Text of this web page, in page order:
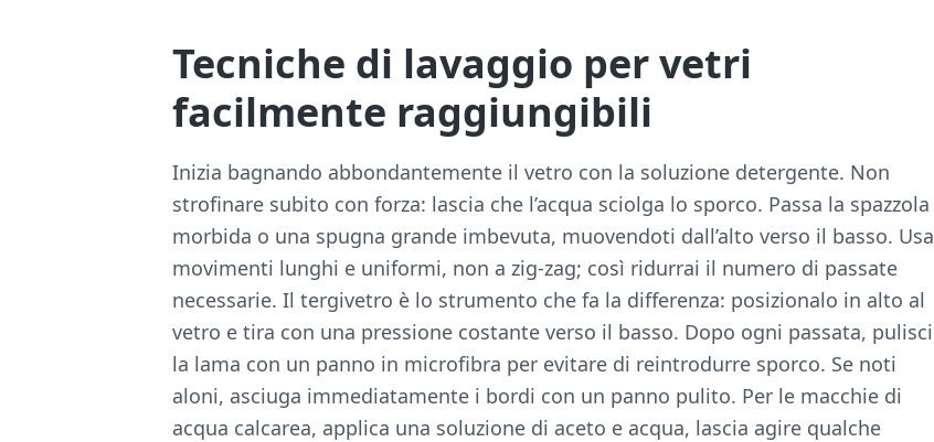
Tecniche di lavaggio per vetri
facilmente raggiungibili
Inizia bagnando abbondantemente il vetro con la soluzione detergente. Non
strofinare subito con forza: lascia che l’acqua sciolga lo sporco. Passa la spazzola
morbida o una spugna grande imbevuta, muovendoti dall’alto verso il basso. Usa
movimenti lunghi e uniformi, non a zig-zag; così ridurrai il numero di passate
necessarie. Il tergivetro è lo strumento che fa la differenza: posizionalo in alto al
vetro e tira con una pressione costante verso il basso. Dopo ogni passata, pulisci
la lama con un panno in microfibra per evitare di reintrodurre sporco. Se noti
aloni, asciuga immediatamente i bordi con un panno pulito. Per le macchie di
acqua calcarea, applica una soluzione di aceto e acqua, lascia agire qualche